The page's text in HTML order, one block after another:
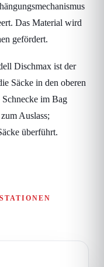
Das Material wird
gefördert.
Dischmax ist der
Säcke in den oberen
im Bag
Auslass;
überführt.